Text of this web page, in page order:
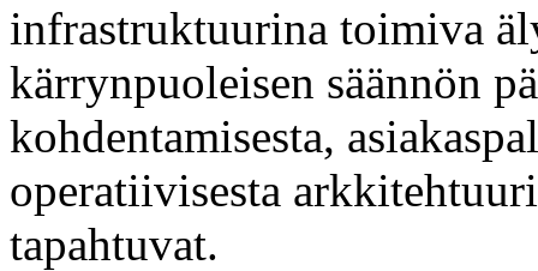
infrastruktuurina toimiva
kärrynpuoleisen säännön
kohdentamisesta,
operatiivisesta
tapahtuvat.